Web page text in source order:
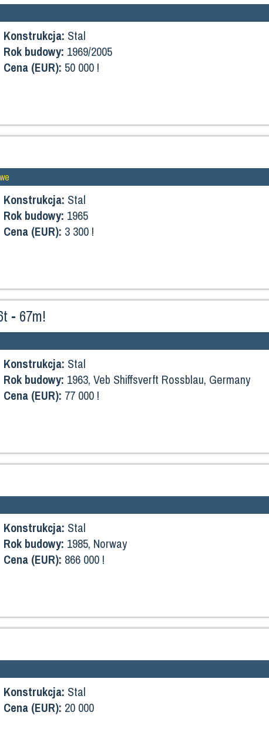
Konstrukcja: Stal
Rok budowy: 1969/2005
Cena (EUR): 50 000 !
Konstrukcja: Stal
Rok budowy: 1965
Cena (EUR): 3 300 !
- 67m!
Konstrukcja: Stal
Rok budowy: 1963, Veb Shiffsverft Rossblau, Germany
Cena (EUR): 77 000 !
Konstrukcja: Stal
Rok budowy: 1985, Norway
Cena (EUR): 866 000 !
Konstrukcja: Stal
Cena (EUR): 20 000